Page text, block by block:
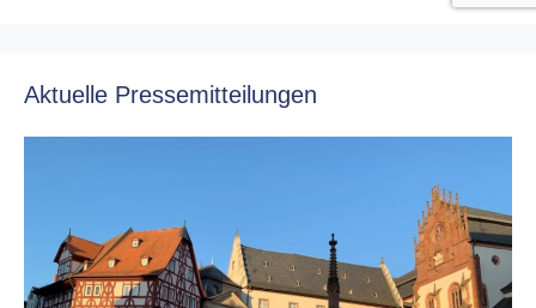
Aktuelle Pressemitteilungen